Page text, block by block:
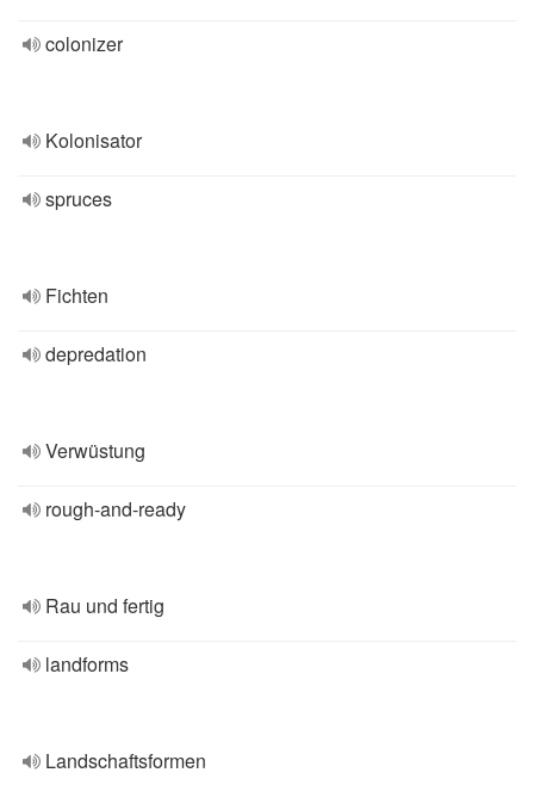
colonizer
Kolonisator
spruces
Fichten
depredation
Verwüstung
rough-and-ready
Rau und fertig
landforms
Landschaftsformen